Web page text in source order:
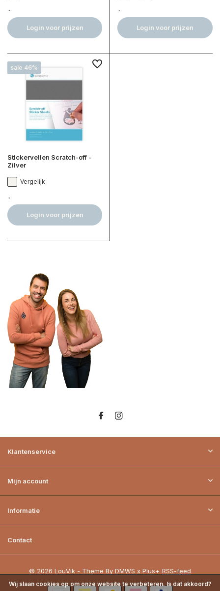
...
Login voor prijzen
...
Login voor prijzen
sale 46%
Stickervellen Scratch-off -
Zilver
Vergelijk
...
Login voor prijzen
Klantenservice
Mijn account
Informatie
Contact
© 2026 LouVik - Theme By DMWS x Plus+ RSS-feed
Wij slaan cookies op om onze website te verbeteren. Is dat akkoord?